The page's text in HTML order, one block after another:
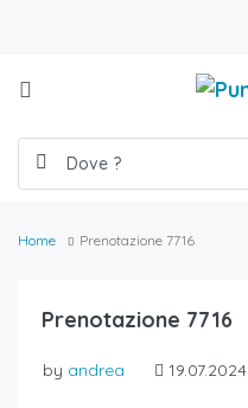
Home Prenotazione 7716
Prenotazione 7716
by andrea 19.07.2024